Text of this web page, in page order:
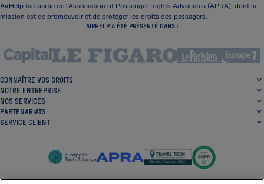
AirHelp fait partie de l’Association of Passenger Rights Advocates (APRA), dont la
mission est de promouvoir et de protéger les droits des passagers.
AIRHELP A ÉTÉ PRÉSENTÉ DANS :
CONNAÎTRE VOS DROITS
NOTRE ENTREPRISE
NOS SERVICES
PARTENARIATS
SERVICE CLIENT